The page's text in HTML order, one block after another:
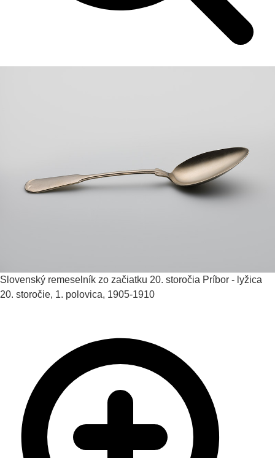
Slovenský remeselník zo začiatku 20. storočia Príbor - lyžica
20. storočie, 1. polovica, 1905-1910